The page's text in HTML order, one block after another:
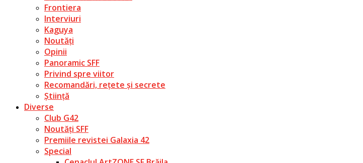
Frontiera
Interviuri
Kaguya
Noutăți
Opinii
Panoramic SFF
Privind spre viitor
Recomandări, rețete și secrete
Știință
Diverse
Club G42
Noutăți SFF
Premiile revistei Galaxia 42
Special